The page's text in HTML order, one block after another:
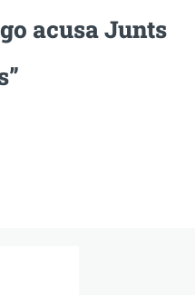
acusa Junts